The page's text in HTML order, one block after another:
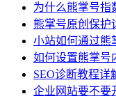
为什么熊掌号指
熊掌号原创保护
小站如何通过熊
如何设置熊掌号
SEO诊断教程详
企业网站要不要